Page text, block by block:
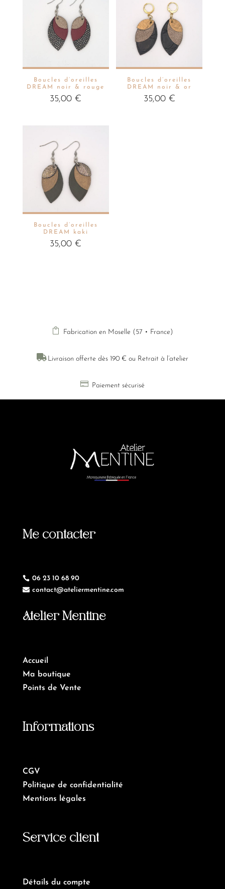
Boucles d’oreilles
DREAM noir & rouge
35,00 €
Boucles d’oreilles
DREAM noir & or
35,00 €
Boucles d’oreilles
DREAM kaki
35,00 €
 Fabrication en Moselle (57 • France)
 Livraison offerte dès 190 € ou Retrait à l’atelier
 Paiement sécurisé
Me contacter
 06 23 10 68 90
 contact@ateliermentine.com
Atelier Mentine
Accueil
Ma boutique
Points de Vente
Informations
CGV
Politique de confidentialité
Mentions légales
Service client
Détails du compte